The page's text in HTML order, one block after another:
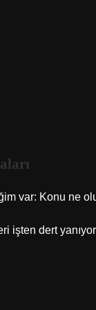
var: Konu ne
işten dert